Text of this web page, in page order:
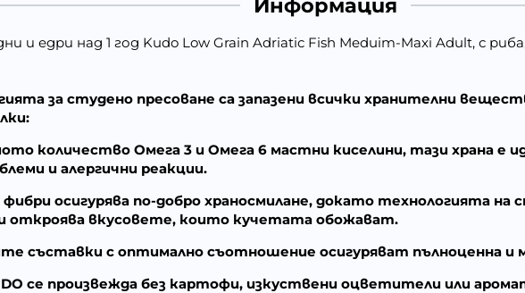
Информация
и едри над 1 год Kudo Low Grain Adriatic Fish Meduim-Maxi Adult, с
за студено пресоване са запазени всички хранителни
количество Омега 3 и Омега 6 мастни киселини, тази храна е
и алергични реакции.
осигурява по-добро храносмилане, докато технологията на
откроява вкусовете, които кучетата обожават.
съставки с оптимално съотношение осигуряват пълноценна и
се произвежда без картофи, изкуствени оцветители или